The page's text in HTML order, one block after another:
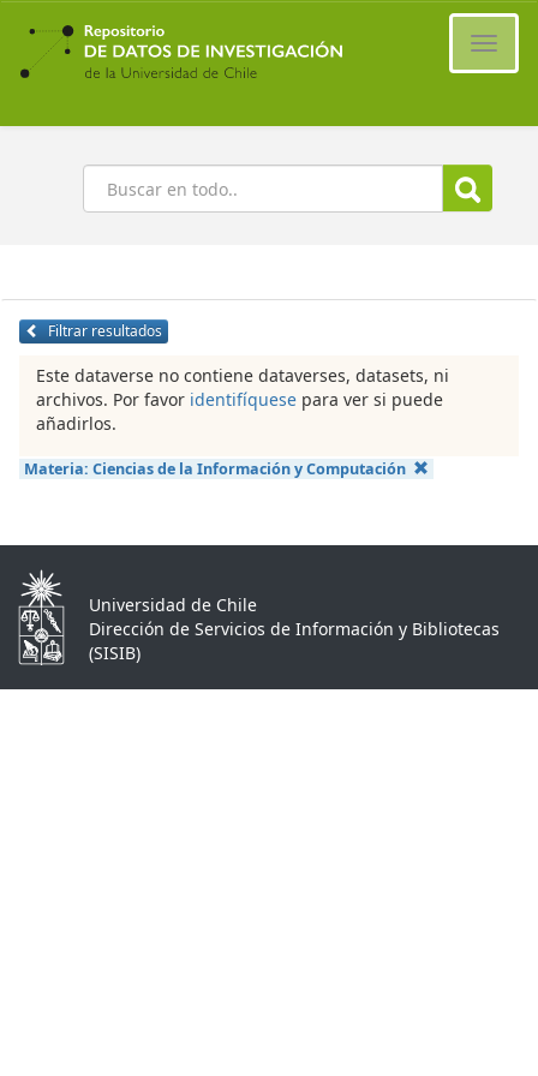
Ir
contenido
principal
Buscar
Filtrar resultados
Este dataverse no contiene dataverses, datasets, ni
archivos. Por favor identifíquese para ver si puede
añadirlos.
Materia: Ciencias de la Información y Computación
Universidad de Chile
Dirección de Servicios de Información y Bibliotecas
(SISIB)